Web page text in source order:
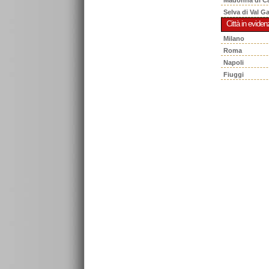
Selva di Val
Città in
Milano
Roma
Napoli
Fiuggi